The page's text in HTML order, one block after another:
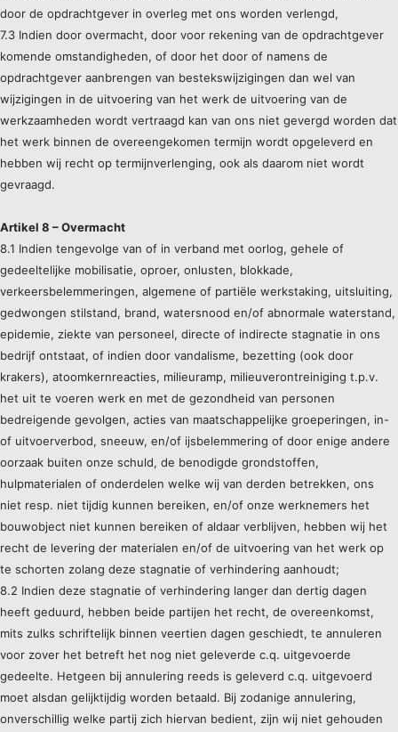
door de opdrachtgever in overleg met ons worden verlengd,
7.3 Indien door overmacht, door voor rekening van de opdrachtgever
komende omstandigheden, of door het door of namens de
opdrachtgever aanbrengen van bestekswijzigingen dan wel van
wijzigingen in de uitvoering van het werk de uitvoering van de
werkzaamheden wordt vertraagd kan van ons niet gevergd worden dat
het werk binnen de overeengekomen termijn wordt opgeleverd en
hebben wij recht op termijnverlenging, ook als daarom niet wordt
gevraagd.
Artikel 8 – Overmacht
8.1 Indien tengevolge van of in verband met oorlog, gehele of
gedeeltelijke mobilisatie, oproer, onlusten, blokkade,
verkeersbelemmeringen, algemene of partiële werkstaking, uitsluiting,
gedwongen stilstand, brand, watersnood en/of abnormale waterstand,
epidemie, ziekte van personeel, directe of indirecte stagnatie in ons
bedrijf ontstaat, of indien door vandalisme, bezetting (ook door
krakers), atoomkernreacties, milieuramp, milieuverontreiniging t.p.v.
het uit te voeren werk en met de gezondheid van personen
bedreigende gevolgen, acties van maatschappelijke groeperingen, in-
of uitvoerverbod, sneeuw, en/of ijsbelemmering of door enige andere
oorzaak buiten onze schuld, de benodigde grondstoffen,
hulpmaterialen of onderdelen welke wij van derden betrekken, ons
niet resp. niet tijdig kunnen bereiken, en/of onze werknemers het
bouwobject niet kunnen bereiken of aldaar verblijven, hebben wij het
recht de levering der materialen en/of de uitvoering van het werk op
te schorten zolang deze stagnatie of verhindering aanhoudt;
8.2 Indien deze stagnatie of verhindering langer dan dertig dagen
heeft geduurd, hebben beide partijen het recht, de overeenkomst,
mits zulks schriftelijk binnen veertien dagen geschiedt, te annuleren
voor zover het betreft het nog niet geleverde c.q. uitgevoerde
gedeelte. Hetgeen bij annulering reeds is geleverd c.q. uitgevoerd
moet alsdan gelijktijdig worden betaald. Bij zodanige annulering,
onverschillig welke partij zich hiervan bedient, zijn wij niet gehouden